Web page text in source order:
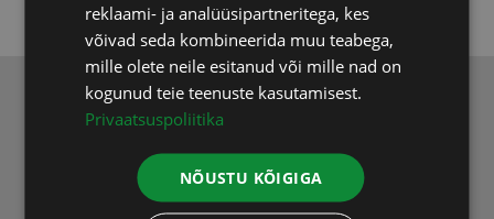
Loodus BIOSPA
+ 372 509 3581(iga päev 9-18)
E-mail: loodus@biospa.ee
reklaami- ja analüüsipartneritega, kes
võivad seda kombineerida muu teabega,
mille olete neile esitanud või mille nad on
kogunud teie teenuste kasutamisest.
Privaatsuspoliitika
NÕUSTU KÕIGIGA